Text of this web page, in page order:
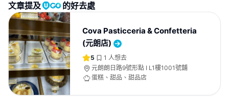
文章提及 的好去處
Cova Pasticceria & Confetteria
(元朗店)
5 1 人想去
元朗朗日路9號形點 I L1樓1001號舖
蛋糕、甜品、甜品店